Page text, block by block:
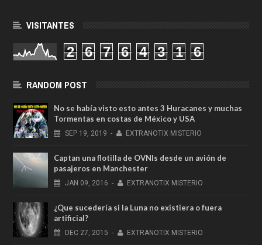
VISITANTES
2 6 7 6 4 3 1 6
RANDOM POST
No se había visto esto antes 3 Huracanes y muchas
Tormentas en costas de México y USA
SEP 19, 2019 - EXTRANOTIX MISTERIO
Captan una flotilla de OVNIs desde un avión de
pasajeros en Manchester
JAN 09, 2016 - EXTRANOTIX MISTERIO
¿Que sucedería si la Luna no existiera o fuera
artificial?
DEC 27, 2015 - EXTRANOTIX MISTERIO